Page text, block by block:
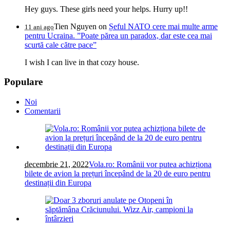
Hey guys. These girls need your helps. Hurry up!!
11 ani agoTien Nguyen on Șeful NATO cere mai multe arme
pentru Ucraina. ”Poate părea un paradox, dar este cea mai
scurtă cale către pace”
I wish I can live in that cozy house.
Populare
Noi
Comentarii
decembrie 21, 2022Vola.ro: Românii vor putea achizționa
bilete de avion la prețuri începând de la 20 de euro pentru
destinații din Europa